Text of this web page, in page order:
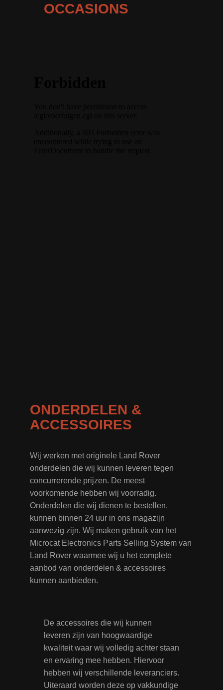
OCCASIONS
ONDERDELEN &
ACCESSOIRES
Wij werken met originele Land Rover
onderdelen die wij kunnen leveren tegen
concurrerende prijzen. De meest
voorkomende hebben wij voorradig.
Onderdelen die wij dienen te bestellen,
kunnen binnen 24 uur in ons magazijn
aanwezig zijn. Wij maken gebruik van het
Microcat Electronics Parts Selling System van
Land Rover waarmee wij u het complete
aanbod van onderdelen & accessoires
kunnen aanbieden.
De accessoires die wij kunnen
leveren zijn van hoogwaardige
kwaliteit waar wij volledig achter staan
en ervaring mee hebben. Hiervoor
hebben wij verschillende leveranciers.
Uiteraard worden deze op vakkundige